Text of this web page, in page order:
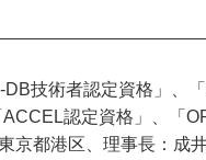
技術者認定資格」、
認定資格」、「
京都港区、理事長：成井